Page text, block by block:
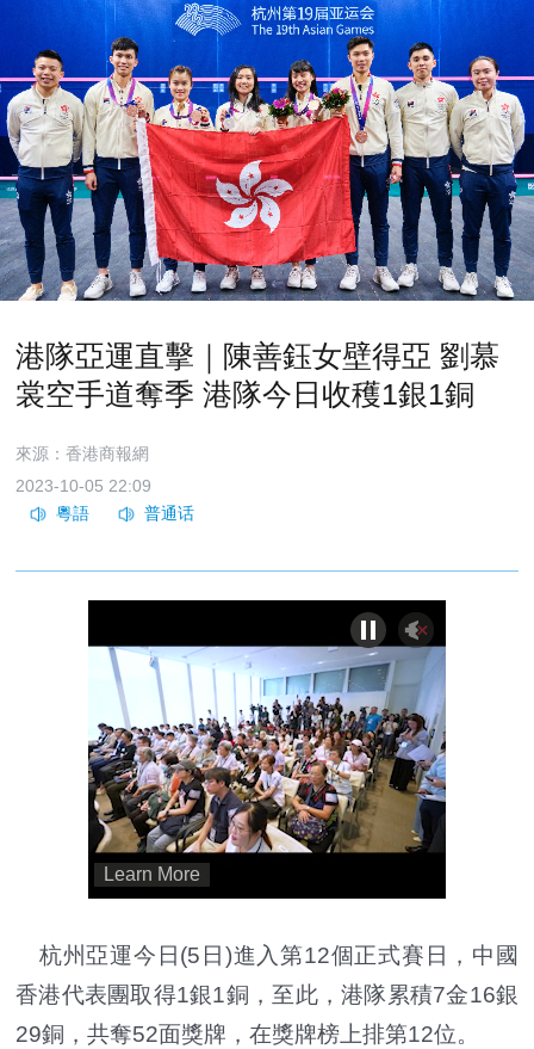
港隊亞運直擊｜陳善鈺女壁得亞 劉慕
裳空手道奪季 港隊今日收穫1銀1銅
來源：香港商報網
2023-10-05 22:09
杭州亞運今日(5日)進入第12個正式賽日，中國
香港代表團取得1銀1銅，至此，港隊累積7金16銀
29銅，共奪52面獎牌，在獎牌榜上排第12位。